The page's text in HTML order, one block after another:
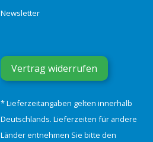
Newsletter
Vertrag widerrufen
* Lieferzeitangaben gelten innerhalb
Deutschlands. Lieferzeiten für andere
Länder entnehmen Sie bitte den